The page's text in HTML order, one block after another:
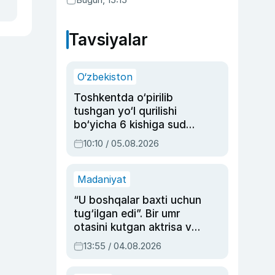
qonunni ma’qulladi
Tavsiyalar
O‘zbekiston
Toshkentda o‘pirilib
tushgan yo‘l qurilishi
bo‘yicha 6 kishiga sud
hukmi o‘qildi
10:10 / 05.08.2026
Madaniyat
“U boshqalar baxti uchun
tug‘ilgan edi”. Bir umr
otasini kutgan aktrisa va
dublyaj ustasi Rimma
Ahmedovaning
13:55 / 04.08.2026